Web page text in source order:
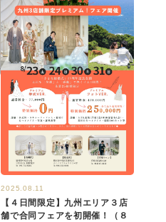
2025.08.11
【４日間限定】九州エリア３店
舗で合同フェアを初開催！（８